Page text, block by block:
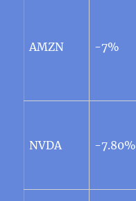
AMZN -7%
NVDA -7.80%